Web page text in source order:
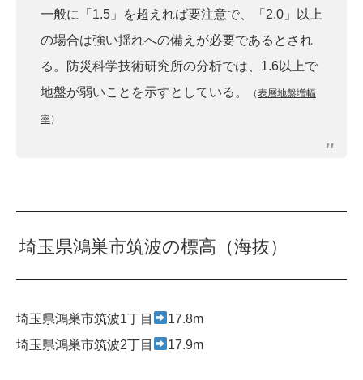
一般に「1.5」を超えれば要注意で、「2.0」以上
の場合は強い揺れへの備えが必要であるとされ
る。防災科学技術研究所の分析では、1.6以上で
地盤が弱いことを示すとしている。
（表層地盤増幅
率）
埼玉県鴻巣市筑波の標高（海抜）
埼玉県鴻巣市筑波1丁目
17.8m
埼玉県鴻巣市筑波2丁目
17.9m